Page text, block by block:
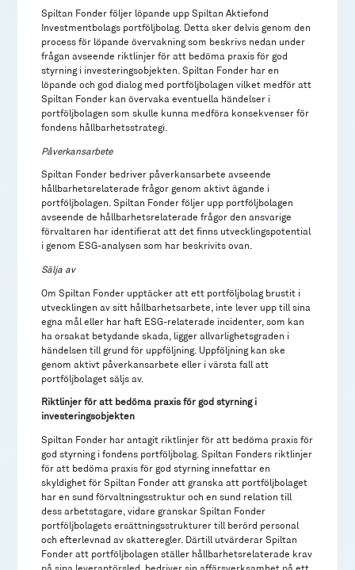
Spiltan Fonder följer löpande upp Spiltan Aktiefond
Investmentbolags portföljbolag. Detta sker delvis genom den
process för löpande övervakning som beskrivs nedan under
frågan avseende riktlinjer för att bedöma praxis för god
styrning i investeringsobjekten. Spiltan Fonder har en
löpande och god dialog med portföljbolagen vilket medför att
Spiltan Fonder kan övervaka eventuella händelser i
portföljbolagen som skulle kunna medföra konsekvenser för
fondens hållbarhetsstrategi.
Påverkansarbete
Spiltan Fonder bedriver påverkansarbete avseende
hållbarhetsrelaterade frågor genom aktivt ägande i
portföljbolagen. Spiltan Fonder följer upp portföljbolagen
avseende de hållbarhetsrelaterade frågor den ansvarige
förvaltaren har identifierat att det finns utvecklingspotential
i genom ESG-analysen som har beskrivits ovan.
Sälja av
Om Spiltan Fonder upptäcker att ett portföljbolag brustit i
utvecklingen av sitt hållbarhetsarbete, inte lever upp till sina
egna mål eller har haft ESG-relaterade incidenter, som kan
ha orsakat betydande skada, ligger allvarlighetsgraden i
händelsen till grund för uppföljning. Uppföljning kan ske
genom aktivt påverkansarbete eller i värsta fall att
portföljbolaget säljs av.
Riktlinjer för att bedöma praxis för god styrning i
investeringsobjekten
Spiltan Fonder har antagit riktlinjer för att bedöma praxis för
god styrning i fondens portföljbolag. Spiltan Fonders riktlinjer
för att bedöma praxis för god styrning innefattar en
skyldighet för Spiltan Fonder att granska att portföljbolaget
har en sund förvaltningsstruktur och en sund relation till
dess arbetstagare, vidare granskar Spiltan Fonder
portföljbolagets ersättningsstrukturer till berörd personal
och efterlevnad av skatteregler. Därtill utvärderar Spiltan
Fonder att portföljbolagen ställer hållbarhetsrelaterade krav